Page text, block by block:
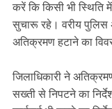
करें कि किसी भी स्थिति
सुचारू रहे। वरीय पुलिस
अतिक्रमण हटाने का
जिलाधिकारी ने
सख्ती से निपटने का